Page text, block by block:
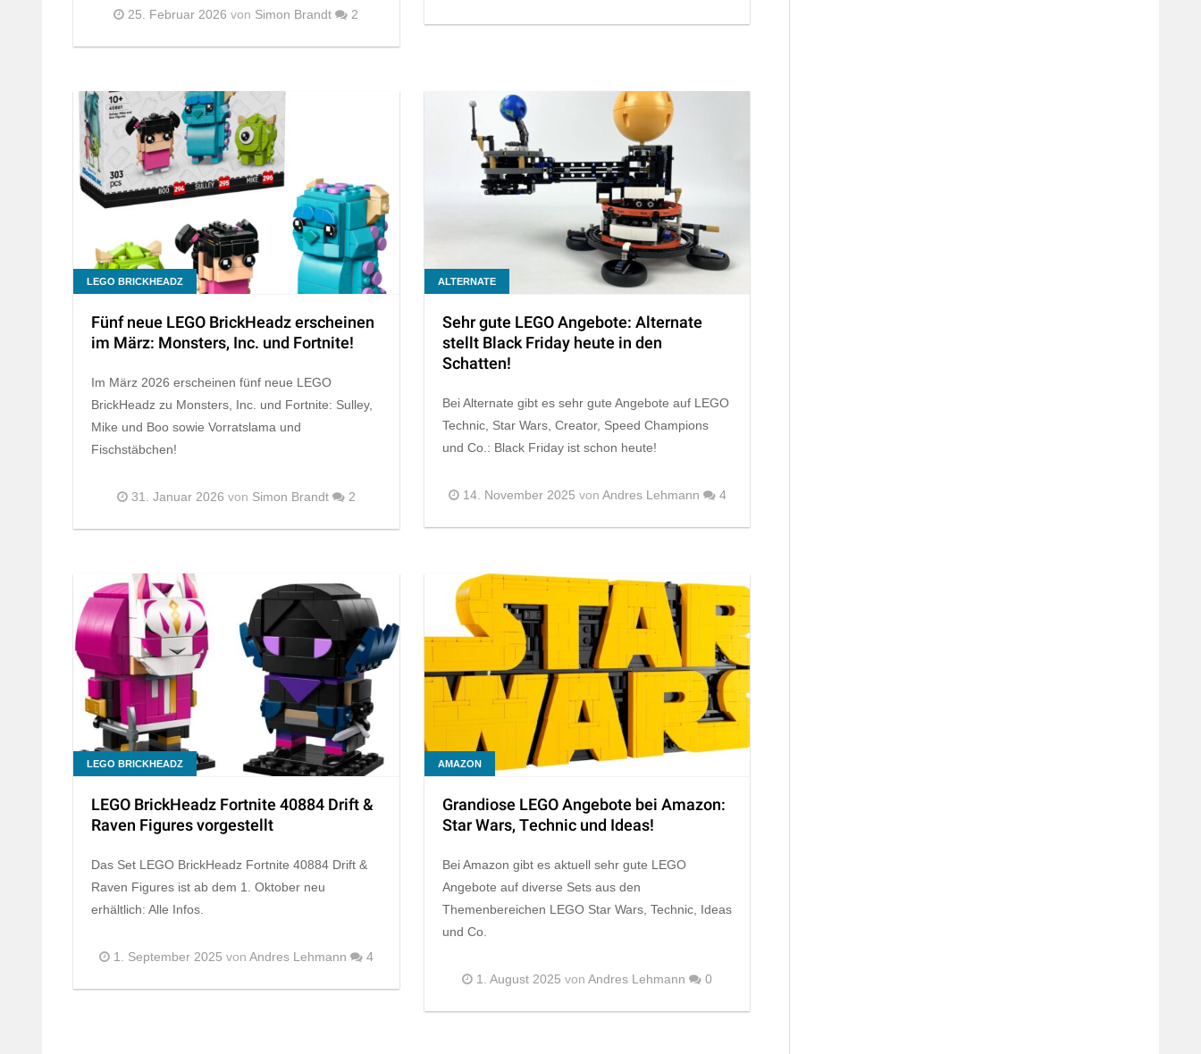
25. Februar 2026 von Simon Brandt 2
LEGO BRICKHEADZ
Fünf neue LEGO BrickHeadz erscheinen
im März: Monsters, Inc. und Fortnite!
Im März 2026 erscheinen fünf neue LEGO
BrickHeadz zu Monsters, Inc. und Fortnite: Sulley,
Mike und Boo sowie Vorratslama und
Fischstäbchen!
31. Januar 2026 von Simon Brandt 2
ALTERNATE
Sehr gute LEGO Angebote: Alternate
stellt Black Friday heute in den
Schatten!
Bei Alternate gibt es sehr gute Angebote auf LEGO
Technic, Star Wars, Creator, Speed Champions
und Co.: Black Friday ist schon heute!
14. November 2025 von Andres Lehmann 4
LEGO BRICKHEADZ
LEGO BrickHeadz Fortnite 40884 Drift &
Raven Figures vorgestellt
Das Set LEGO BrickHeadz Fortnite 40884 Drift &
Raven Figures ist ab dem 1. Oktober neu
erhältlich: Alle Infos.
1. September 2025 von Andres Lehmann 4
AMAZON
Grandiose LEGO Angebote bei Amazon:
Star Wars, Technic und Ideas!
Bei Amazon gibt es aktuell sehr gute LEGO
Angebote auf diverse Sets aus den
Themenbereichen LEGO Star Wars, Technic, Ideas
und Co.
1. August 2025 vonAndres Lehmann 0